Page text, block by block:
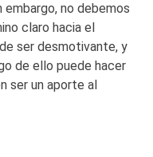
no debemos
claro hacia el
ser desmotivante, y
de ello puede hacer
ser un aporte al